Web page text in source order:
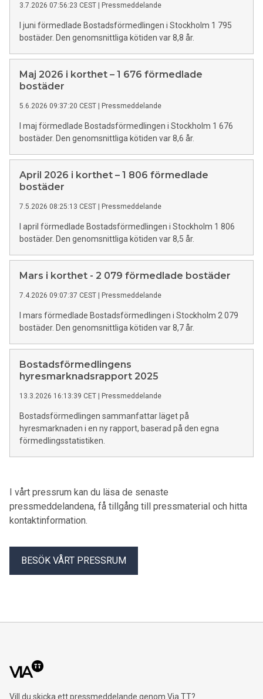
3.7.2026 07:56:23 CEST | Pressmeddelande
I juni förmedlade Bostadsförmedlingen i Stockholm 1 795
bostäder. Den genomsnittliga kötiden var 8,8 år.
Maj 2026 i korthet – 1 676 förmedlade
bostäder
5.6.2026 09:37:20 CEST | Pressmeddelande
I maj förmedlade Bostadsförmedlingen i Stockholm 1 676
bostäder. Den genomsnittliga kötiden var 8,6 år.
April 2026 i korthet – 1 806 förmedlade
bostäder
7.5.2026 08:25:13 CEST | Pressmeddelande
I april förmedlade Bostadsförmedlingen i Stockholm 1 806
bostäder. Den genomsnittliga kötiden var 8,5 år.
Mars i korthet - 2 079 förmedlade bostäder
7.4.2026 09:07:37 CEST | Pressmeddelande
I mars förmedlade Bostadsförmedlingen i Stockholm 2 079
bostäder. Den genomsnittliga kötiden var 8,7 år.
Bostadsförmedlingens
hyresmarknadsrapport 2025
13.3.2026 16:13:39 CET | Pressmeddelande
Bostadsförmedlingen sammanfattar läget på
hyresmarknaden i en ny rapport, baserad på den egna
förmedlingsstatistiken.
I vårt pressrum kan du läsa de senaste
pressmeddelandena, få tillgång till pressmaterial och hitta
kontaktinformation.
BESÖK VÅRT PRESSRUM
Vill du skicka ett pressmeddelande genom Via TT?